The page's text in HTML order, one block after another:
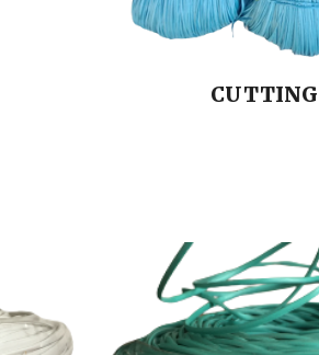
CUTTING